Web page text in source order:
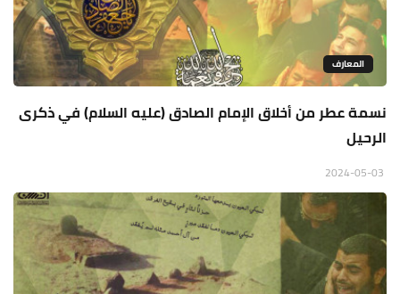
المعارف
نسمة عطر من أخلاق الإمام الصادق (عليه السلام) في ذكرى
الرحيل